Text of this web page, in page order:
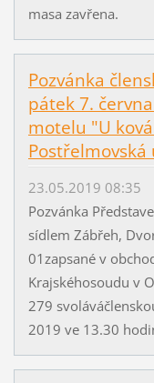
masa zavřena.
Pozvánka
pátek 7.
motelu "U
Postřelmovská
23.05.2019 08:35
Pozvánka
sídlem Zábřeh,
01zapsané v
Krajskéhosoudu v
279
2019 ve 13.30